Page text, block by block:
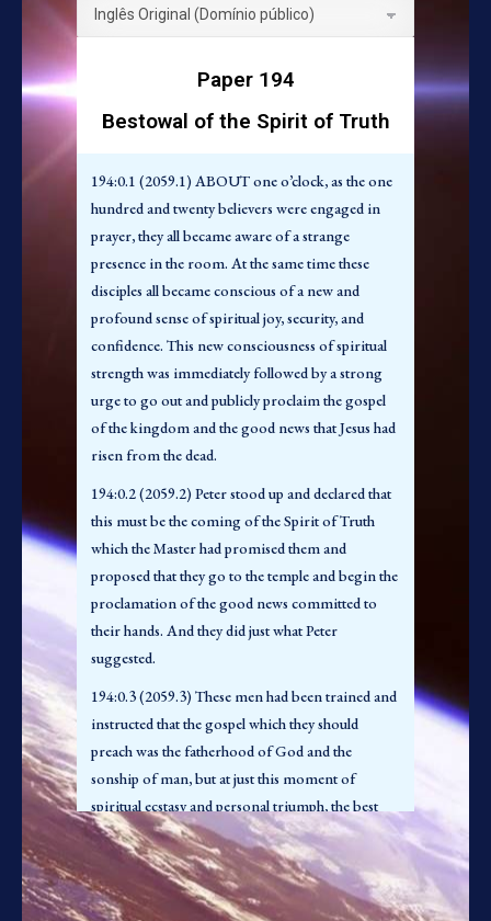
involuntariamente liderou o início deste erro, e
outros o seguiram, até Paulo, o qual criou uma
nova religião a partir da nova versão das boas
194:0.4 (2059.4) O evangelho do reino é: o fato
verdade resultante da filiação-irmandade dos
homens. O cristianismo, tal como se desenvolveu
a partir daquele dia, é: o fato de Deus como o Pai
do Senhor Jesus Cristo, em associação com a
experiência da comunhão dos crentes com o
Cristo ressuscitado e glorificado.
194:0.5 (2059.5) Não é estranho que estes
homens infundidos pelo espírito tenham
aproveitado esta oportunidade para expressar os
seus sentimentos de triunfo sobre as forças que
influência dos ensinamentos dele. Num tempo
como este era mais fácil lembrar-se da sua
associação pessoal com Jesus e ficar emocionado
com a certeza de que o Mestre ainda vivia, que a
amizade deles não havia terminado e que o
espírito realmente havia descido sobre eles tal
como ele havia prometido.
194:0.6 (2059.6) Estes crentes sentiram-se
subitamente transportados para outro mundo,
uma nova existência de júbilo, poder e glória. O
Mestre lhes dissera que o reino viria com poder, e
alguns deles acharam que estavam começando a
discernir o que ele quis dizer.
194:0.7 (2059.7) E quando tudo isto é levado em
consideração, não é difícil compreender como
Paper 194
Bestowal of the Spirit of Truth
194:0.1 (2059.1) ABOUT one o’clock, as the one
hundred and twenty believers were engaged in
prayer, they all became aware of a strange
presence in the room. At the same time these
disciples all became conscious of a new and
profound sense of spiritual joy, security, and
confidence. This new consciousness of spiritual
strength was immediately followed by a strong
urge to go out and publicly proclaim the gospel
of the kingdom and the good news that Jesus had
risen from the dead.
194:0.2 (2059.2) Peter stood up and declared that
this must be the coming of the Spirit of Truth
which the Master had promised them and
proposed that they go to the temple and begin the
proclamation of the good news committed to
their hands. And they did just what Peter
suggested.
194:0.3 (2059.3) These men had been trained and
instructed that the gospel which they should
preach was the fatherhood of God and the
sonship of man, but at just this moment of
spiritual ecstasy and personal triumph, the best
tidings, the greatest news, these men could think
of was thefactof the risen Master. And so they
went forth, endowed with power from on high,
preaching glad tidings to the people—even